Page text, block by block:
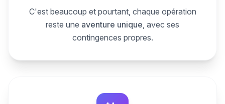
C'est beaucoup et pourtant, chaque opération
reste une aventure unique , avec ses
contingences propres.